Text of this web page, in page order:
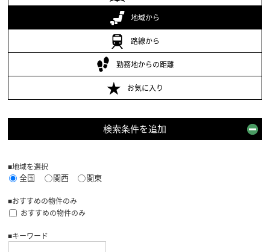
地域から
路線から
勤務地からの距離
お気に入り
検索条件を追加
■地域を選択
全国 関西 関東
■おすすめの物件のみ
おすすめの物件のみ
■キーワード